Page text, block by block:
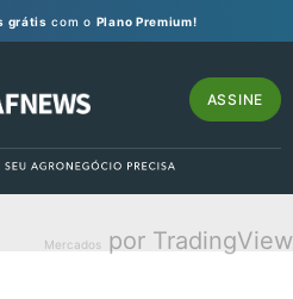
grátis com o Plano Premium!
ASSINE
Mercados por TradingView